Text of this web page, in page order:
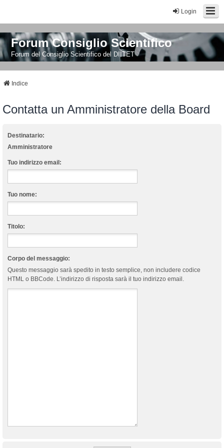
Login
Forum Consiglio Scientifico
Forum del Consiglio Scientifico del DIITET
Indice
Contatta un Amministratore della Board
Destinatario:
Amministratore
Tuo indirizzo email:
Tuo nome:
Titolo:
Corpo del messaggio:
Questo messaggio sarà spedito in testo semplice, non includere codice
HTML o BBCode. L’indirizzo di risposta sarà il tuo indirizzo email.